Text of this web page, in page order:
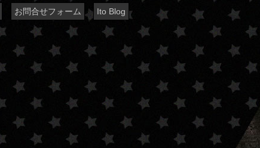
お問合せフォーム Ito Blog